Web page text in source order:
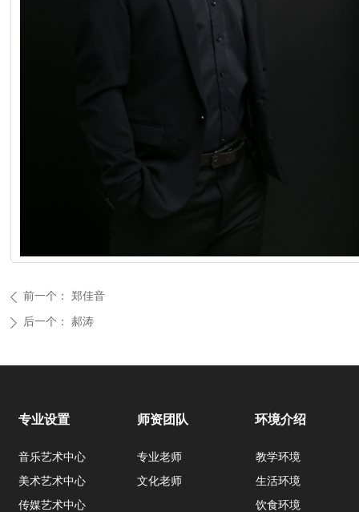
ꄴ 前一个： 郑佳音
ꄲ 后一个： 郝涛
专业设置
音乐艺术中心
美术艺术中心
传媒艺术中心
师资团队
专业老师
文化老师
环境介绍
教学环境
生活环境
饮食环境